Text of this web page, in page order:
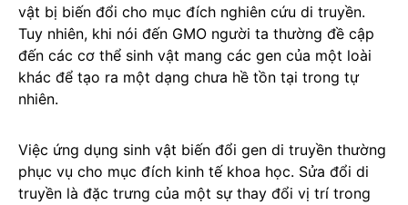
vật bị biến đổi cho mục đích nghiên cứu di truyền.
Tuy nhiên, khi nói đến GMO người ta thường đề cập
đến các cơ thể sinh vật mang các gen của một loài
khác để tạo ra một dạng chưa hề tồn tại trong tự
nhiên.
Việc ứng dụng sinh vật biến đổi gen di truyền thường
phục vụ cho mục đích kinh tế khoa học. Sửa đổi di
truyền là đặc trưng của một sự thay đổi vị trí trong